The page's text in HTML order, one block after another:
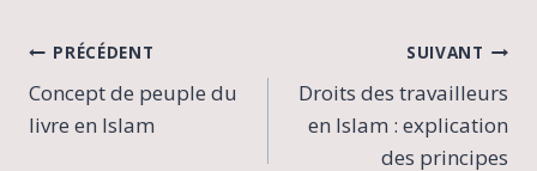
Navigation
de
PRÉCÉDENT
Concept de peuple du
livre en Islam
SUIVANT
Droits des travailleurs
en Islam : explication
des principes